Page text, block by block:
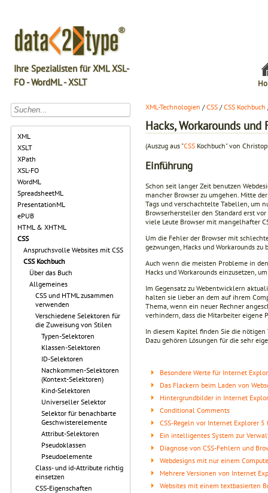
Ihre Spezialisten für XML XSL-
FO - WordML - XSLT
XML
XSLT
XPath
XSL-FO
WordML
SpreadsheetML
PresentationML
ePUB
HTML & XHTML
CSS
Anspruchsvolle Websites mit CSS
CSS Kochbuch
Über das Buch
Allgemeines
CSS und HTML zusammen
verwenden
Verschiedene Selektoren für
die Zuweisung von Stilen
Typen-Selektoren
Klassen-Selektoren
ID-Selektoren
Nachkommen-Selektoren
(Kontext-Selektoren)
Kind-Selektoren
Universeller Selektor
Selektor für benachbarte
Geschwisterelemente
Attribut-Selektoren
Pseudoklassen
Pseudoelemente
Class- und id-Attribute richtig
einsetzen
CSS-Eigenschaften
XML-Technologien /CSS /CSS Kochbuch
Hacks, Workarounds und
(Auszug aus "CSS Kochbuch" von
Einführung
Schon seit langer Zeit benutzen
mancher Browser zu umgehen. Mitte
Tags und verschachtelte Tabellen, um
Browserhersteller den Standard erst
viele Leute Browser mit mangelhafter
Um die Fehler der Browser mit
gezwungen, Hacks und Workarounds
Auch wenn die meisten Probleme in
Hacks und Workarounds einzusetzen,
Im Gegensatz zu Webentwicklern
halten sie lieber an dem auf ihrem
Thema, wenn ein neuer Rechner
verhindern, dass die Mitarbeiter eigene
In diesem Kapitel finden Sie die
Dazu gehören Lösungen für die sehr
Besondere Werte für Internet
Das Flackern beim Laden von
Hintergrundbilder in Internet
Conditional Comments
CSS-Regeln vor Internet Explorer
Ein intelligentes System zur
Diagnose von CSS-Fehlern und
Webdesigns mit nur einem
Mehrere Versionen von Internet
Websites mit einem textbasierten